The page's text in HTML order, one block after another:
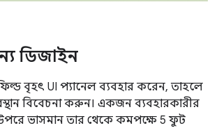
ডিজাইন
বৃহৎ UI প্যানেল ব্যবহার করেন, তাহলে
বিবেচনা করুন। একজন ব্যবহারকারীর
উপরে ভাসমান তার থেকে কমপক্ষে 5 ফুট